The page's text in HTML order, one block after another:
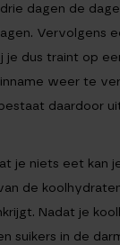
dagen de
Vervolgens
je dus traint op
weer te
daardoor
je niets eet kan
de
Nadat je
suikers in de